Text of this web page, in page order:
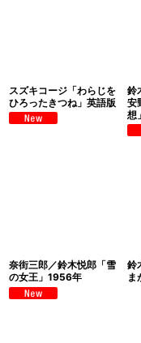
スズキコージ「わらじを
ひろったきつね」英語版
鈴
安
想
奈街三郎／鈴木悦郎「雪
の女王」1956年
鈴
ま